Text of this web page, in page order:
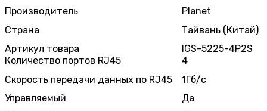
Производитель
Planet
Страна
Тайвань (Китай)
Артикул товара
IGS-5225-4P2S
Количество портов RJ45
4
Скорость передачи данных по RJ45
1Гб/с
Управляемый
Да